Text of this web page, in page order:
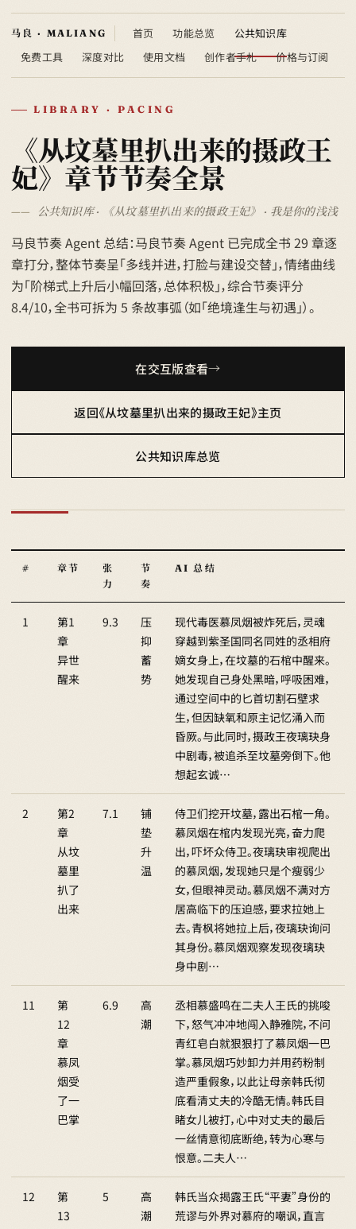
首页 功能总览
公共知识库
免费工具
深度对比 使用文档 创作者手札 价格与订阅
LIBRARY · PACING
《从坟墓里扒出来的摄政王
妃》章节节奏全景
公共知识库 · 《从坟墓里扒出来的摄政王妃》 · 我是你的浅浅
马良节奏 Agent 总结：马良节奏 Agent 已完成全书 29 章逐
章打分，整体节奏呈「多线并进，打脸与建设交替」，情绪曲线
为「阶梯式上升后小幅回落，总体积极」，综合节奏评分
8.4/10，全书可拆为 5 条故事弧（如「绝境逢生与初遇」）。
在交互版查看
返回《从坟墓里扒出来的摄政王妃》主页
公共知识库总览
# 章节
张
力
节
奏
AI 总结
1
第1
章
异世
醒来
9.3
压
抑
蓄
势
现代毒医慕凤烟被炸死后，灵魂
穿越到紫圣国同名同姓的丞相府
嫡女身上，在坟墓的石棺中醒来。
她发现自己身处黑暗，呼吸困难，
通过空间中的匕首切割石壁求
生，但因缺氧和原主记忆涌入而
昏厥。与此同时，摄政王夜璃玦身
中剧毒，被追杀至坟墓旁倒下。他
想起玄诚…
2
第2
章
从坟
墓里
扒了
出来
7.1
铺
垫
升
温
侍卫们挖开坟墓，露出石棺一角。
慕凤烟在棺内发现光亮，奋力爬
出，吓坏众侍卫。夜璃玦审视爬出
的慕凤烟，发现她只是个瘦弱少
女，但眼神灵动。慕凤烟不满对方
居高临下的压迫感，要求拉她上
去。青枫将她拉上后，夜璃玦询问
其身份。慕凤烟观察发现夜璃玦
身中剧…
11
第
12
章
慕凤
烟受
了一
巴掌
6.9
高
潮
丞相慕盛鸣在二夫人王氏的挑唆
下，怒气冲冲地闯入静雅院，不问
青红皂白就狠狠打了慕凤烟一巴
掌。慕凤烟巧妙卸力并用药粉制
造严重假象，以此让母亲韩氏彻
底看清丈夫的冷酷无情。韩氏目
睹女儿被打，心中对丈夫的最后
一丝情意彻底断绝，转为心寒与
恨意。二夫人…
12
第
13
5
高
潮
韩氏当众揭露王氏“平妻”身份的
荒谬与外界对慕府的嘲讽，直言